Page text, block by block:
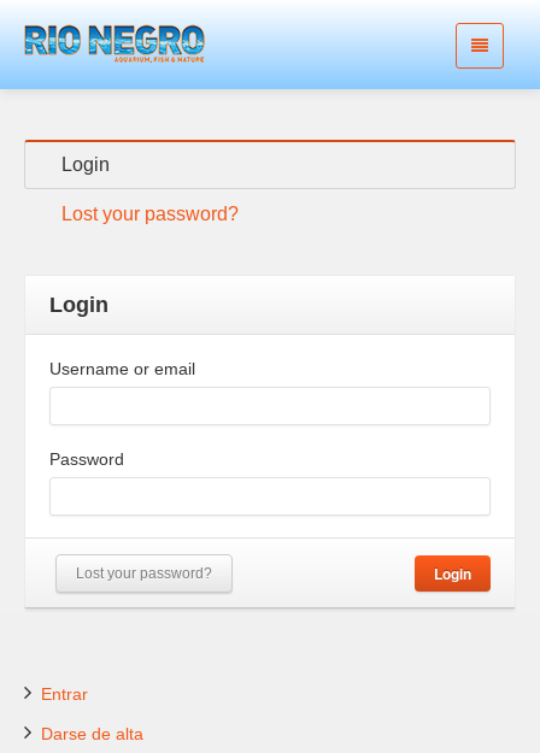
Entrar
Darse de alta
Login
Lost your password?
Login
Username or email
Password
Login
Lost your password?